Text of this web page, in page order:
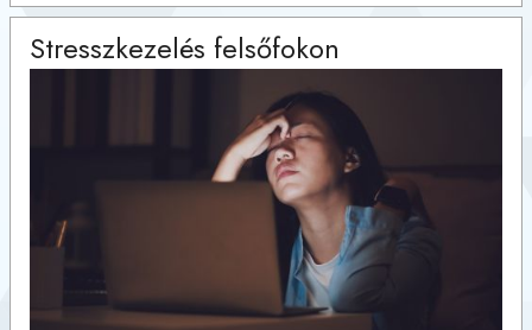
Stresszkezelés felsőfokon